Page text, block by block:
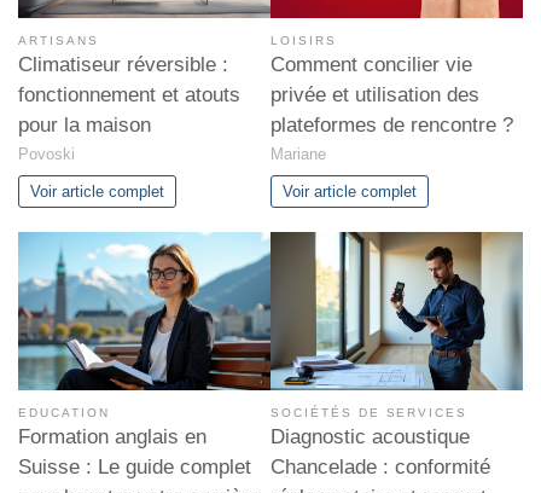
ARTISANS
Climatiseur réversible :
fonctionnement et atouts
pour la maison
Povoski
Voir article complet
LOISIRS
Comment concilier vie
privée et utilisation des
plateformes de rencontre ?
Mariane
Voir article complet
EDUCATION
Formation anglais en
Suisse : Le guide complet
SOCIÉTÉS DE SERVICES
Diagnostic acoustique
Chancelade : conformité